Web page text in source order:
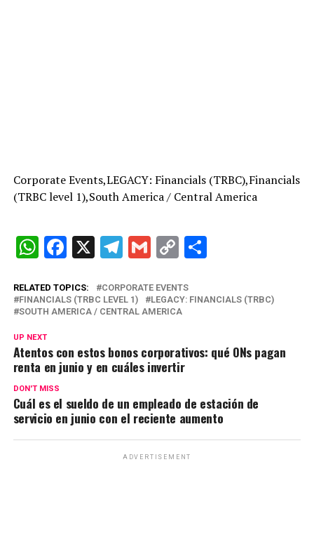
Corporate Events,LEGACY: Financials (TRBC),Financials
(TRBC level 1),South America / Central America
W
at
s
A
p
p
F
ce
b
o
X T
e
gr
m
G
ail
C
py
Li
k
C
m
tir
RELATED TOPICS:
CORPORATE EVENTS
FINANCIALS (TRBC LEVEL 1)
LEGACY: FINANCIALS (TRBC)
SOUTH AMERICA / CENTRAL AMERICA
UP NEXT
Atentos con estos bonos corporativos: qué ONs pagan
renta en junio y en cuáles invertir
DON'T MISS
Cuál es el sueldo de un empleado de estación de
servicio en junio con el reciente aumento
ADVERTISEMENT